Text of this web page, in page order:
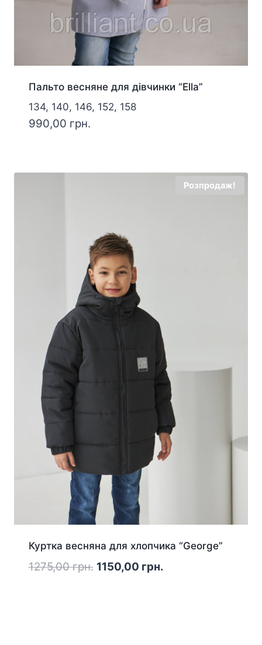
Пальто весняне для дівчинки “Ella”
134, 140, 146, 152, 158
990,00 грн.
Розпродаж!
Куртка весняна для хлопчика “George”
1275,00грн. Оригінальна
1150,00 грн.Поточна